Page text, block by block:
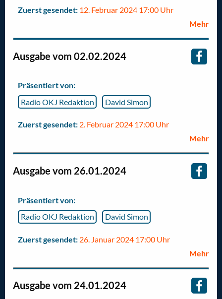
Zuerst gesendet: 12. Februar 2024 17:00 Uhr
Mehr
Ausgabe vom 02.02.2024
Präsentiert von:
Radio OKJ Redaktion
David Simon
Zuerst gesendet: 2. Februar 2024 17:00 Uhr
Mehr
Ausgabe vom 26.01.2024
Präsentiert von:
Radio OKJ Redaktion
David Simon
Zuerst gesendet: 26. Januar 2024 17:00 Uhr
Mehr
Ausgabe vom 24.01.2024